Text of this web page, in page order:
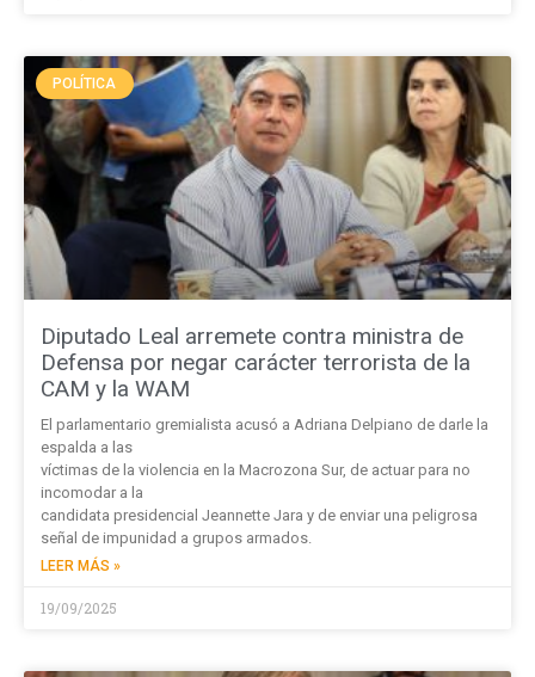
POLÍTICA
Diputado Leal arremete contra ministra de
Defensa por negar carácter terrorista de la
CAM y la WAM
El parlamentario gremialista acusó a Adriana Delpiano de darle la
espalda a las
víctimas de la violencia en la Macrozona Sur, de actuar para no
incomodar a la
candidata presidencial Jeannette Jara y de enviar una peligrosa
señal de impunidad a grupos armados.
LEER MÁS »
19/09/2025